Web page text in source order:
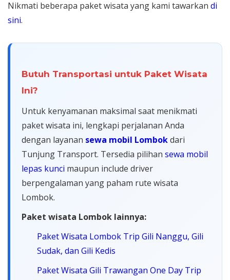
Nikmati beberapa paket wisata yang kami tawarkan di
sini.
Butuh Transportasi untuk Paket Wisata
Ini?
Untuk kenyamanan maksimal saat menikmati
paket wisata ini, lengkapi perjalanan Anda
dengan layanan sewa mobil Lombokdari
Tunjung Transport. Tersedia pilihan sewa mobil
lepas kunci maupun include driver
berpengalaman yang paham rute wisata
Lombok.
Paket wisata Lombok lainnya:
Paket Wisata Lombok Trip Gili Nanggu, Gili
Sudak, dan Gili Kedis
Paket Wisata Gili Trawangan One Day Trip